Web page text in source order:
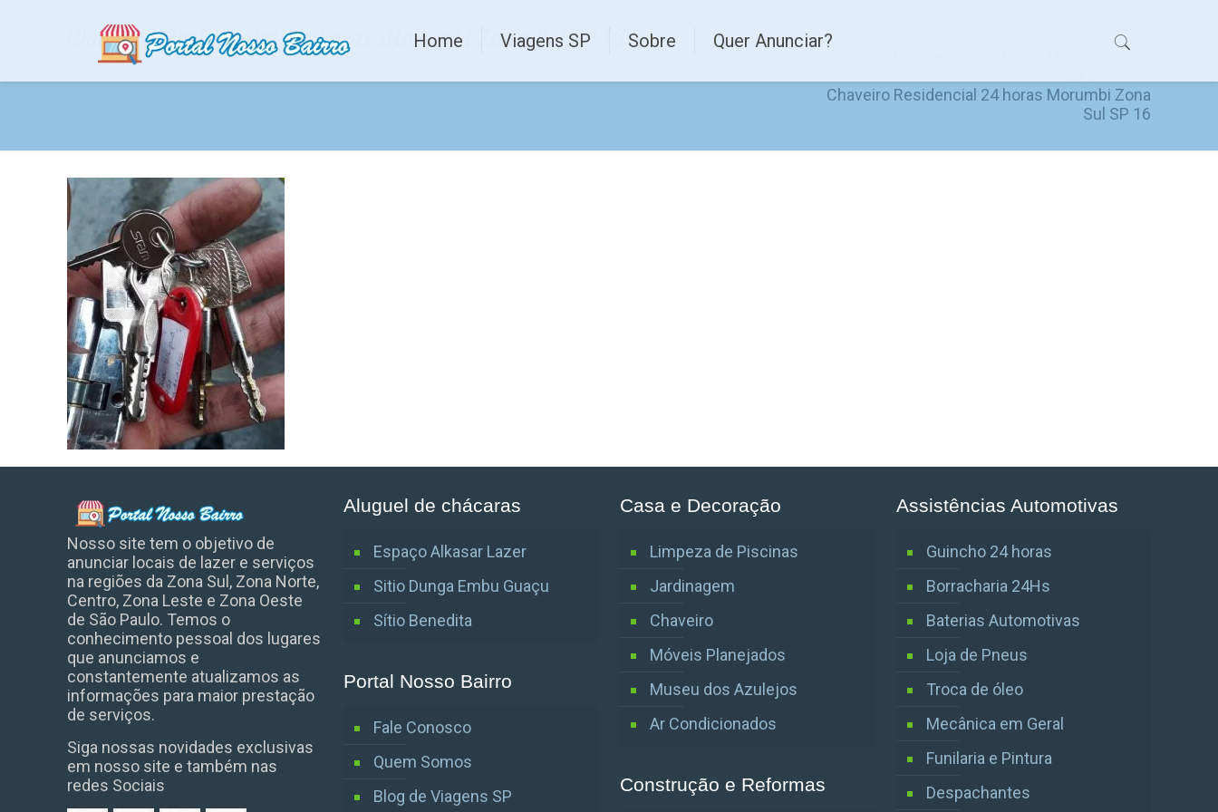
Home Viagens SP Sobre Quer Anunciar?
Chaveiro Residencial 24 horas Morumbi Zona Sul SP​ 16
Chaveiro Residencial 24 horas Morumbi Zona
Sul SP​ 16
Nosso site tem o objetivo de
anunciar locais de lazer e serviços
na regiões da Zona Sul, Zona Norte,
Centro, Zona Leste e Zona Oeste
de São Paulo. Temos o
conhecimento pessoal dos lugares
que anunciamos e
constantemente atualizamos as
informações para maior prestação
de serviços.
Siga nossas novidades exclusivas
em nosso site e também nas
redes Sociais
Aluguel de chácaras
Espaço Alkasar Lazer
Sitio Dunga Embu Guaçu
Sítio Benedita
Portal Nosso Bairro
Fale Conosco
Quem Somos
Blog de Viagens SP
Casa e Decoração
Limpeza de Piscinas
Jardinagem
Chaveiro
Móveis Planejados
Museu dos Azulejos
Ar Condicionados
Construção e Reformas
Assistências Automotivas
Guincho 24 horas
Borracharia 24Hs
Baterias Automotivas
Loja de Pneus
Troca de óleo
Mecânica em Geral
Funilaria e Pintura
Despachantes